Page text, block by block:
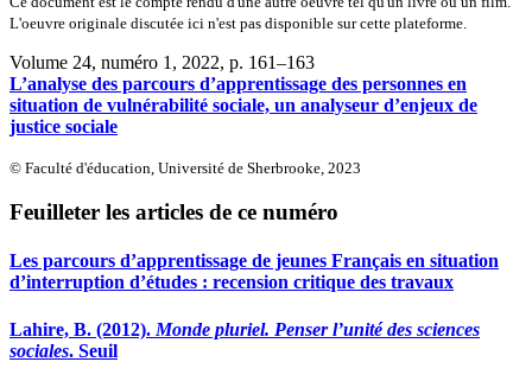
L'oeuvre originale discutée ici n'est pas disponible sur cette plateforme.
Volume 24, numéro 1, 2022, p. 161–163
L’analyse des parcours d’apprentissage des personnes en
situation de vulnérabilité sociale, un analyseur d’enjeux de
justice sociale
© Faculté d'éducation, Université de Sherbrooke, 2023
Feuilleter les articles de ce numéro
Les parcours d’apprentissage de jeunes Français en situation
d’interruption d’études : recension critique des travaux
Lahire, B. (2012). Monde pluriel. Penser l’unité des sciences
sociales. Seuil